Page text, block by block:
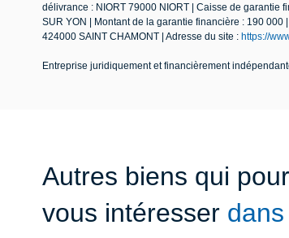
délivrance : NIORT 79000 NIORT | Caisse de garantie
SUR YON | Montant de la garantie financière : 190 000
424000 SAINT CHAMONT | Adresse du site : https://
Entreprise juridiquement et financièrement
Autres biens qui
vous intéresser